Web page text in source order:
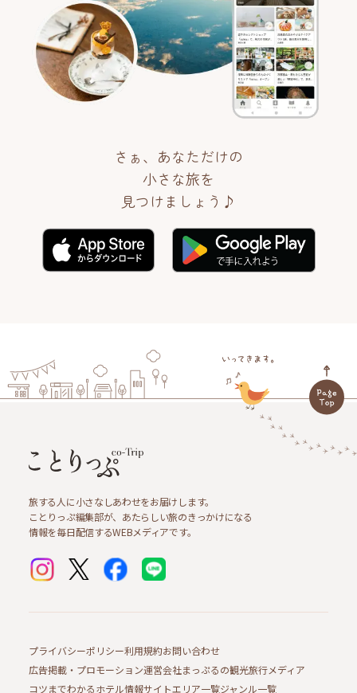
さぁ、あなただけの
小さな旅を
見つけましょう♪
旅する人に小さなしあわせをお届けします。
ことりっぷ編集部が、あたらしい旅のきっかけになる
情報を毎日配信するWEBメディアです。
プライバシーポリシー利用規約お問い合わせ
広告掲載・プロモーション運営会社まっぷるの観光旅行メディア
コツまでわかるホテル情報サイトエリア一覧ジャンル一覧